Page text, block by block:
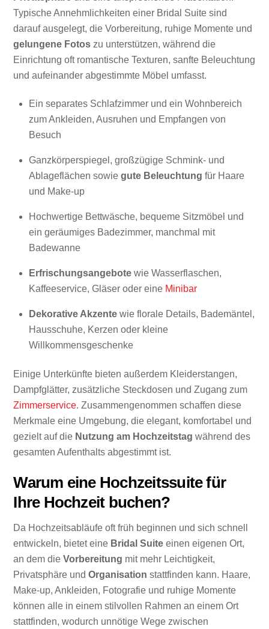
Typische Annehmlichkeiten einer Bridal Suite sind
darauf ausgelegt, die Vorbereitung, ruhige Momente und
gelungene Fotos zu unterstützen, während die
Einrichtung oft romantische Texturen, sanfte Beleuchtung
und aufeinander abgestimmte Möbel umfasst.
Ein separates Schlafzimmer und ein Wohnbereich
zum Ankleiden, Ausruhen und Empfangen von
Besuch
Ganzkörperspiegel, großzügige Schmink- und
Ablageflächen sowie gute Beleuchtung für Haare
und Make-up
Hochwertige Bettwäsche, bequeme Sitzmöbel und
ein geräumiges Badezimmer, manchmal mit
Badewanne
Erfrischungsangebote wie Wasserflaschen,
Kaffeeservice, Gläser oder eine Minibar
Dekorative Akzente wie florale Details, Bademäntel,
Hausschuhe, Kerzen oder kleine
Willkommensgeschenke
Einige Unterkünfte bieten außerdem Kleiderstangen,
Dampfglätter, zusätzliche Steckdosen und Zugang zum
Zimmerservice. Zusammengenommen schaffen diese
Merkmale eine Umgebung, die elegant, komfortabel und
gezielt auf die Nutzung am Hochzeitstag während des
gesamten Aufenthalts abgestimmt ist.
Warum eine Hochzeitssuite für
Ihre Hochzeit buchen?
Da Hochzeitsabläufe oft früh beginnen und sich schnell
entwickeln, bietet eine Bridal Suite einen eigenen Ort,
an dem dieVorbereitung mit mehr Leichtigkeit,
Privatsphäre undOrganisation stattfinden kann. Haare,
Make-up, Ankleiden, Fotografie und ruhige Momente
können alle in einem stilvollen Rahmen an einem Ort
stattfinden, wodurch unnötige Wege zwischen